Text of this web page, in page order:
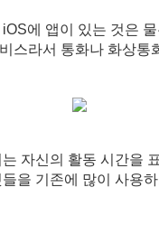
에 앱이 있는 것은
스라서 통화나 화상통
자신의 활동 시간을
을 기존에 많이 사용